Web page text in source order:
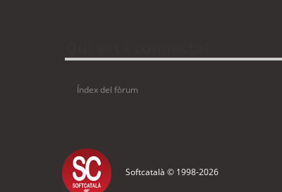
Índex del fòrum
Softcatalà © 1998-2026